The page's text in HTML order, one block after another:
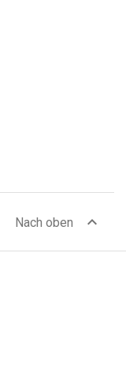
Nach oben expand_less